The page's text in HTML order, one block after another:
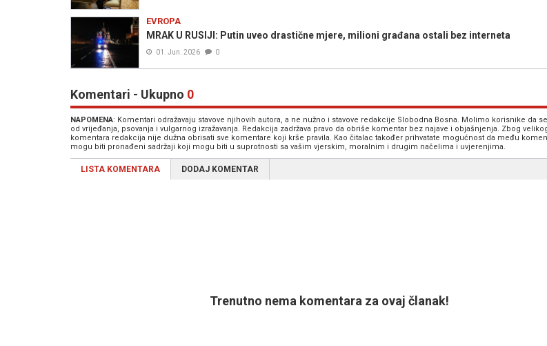
EVROPA
MRAK U RUSIJI: Putin uveo drastične mjere, milioni građana ostali bez interneta
01. Jun. 2026 0
Komentari - Ukupno 0
NAPOMENA: Komentari odražavaju stavove njihovih autora, a ne nužno i stavove redakcije Slobodna Bosna. Molimo korisnike da
od vrijeđanja, psovanja i vulgarnog izražavanja. Redakcija zadržava pravo da obriše komentar bez najave i objašnjenja. Zbog
komentara redakcija nije dužna obrisati sve komentare koji krše pravila. Kao čitalac također prihvatate mogućnost da među
mogu biti pronađeni sadržaji koji mogu biti u suprotnosti sa vašim vjerskim, moralnim i drugim načelima i uvjerenjima.
LISTA KOMENTARA DODAJ KOMENTAR
Trenutno nema komentara za ovaj članak!